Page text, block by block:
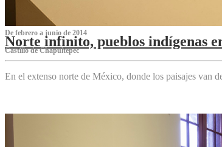
De febrero a junio de 2014
Norte infinito, pueblos indígenas
Castillo de Chapultepec
En el extenso norte de México, donde los paisajes van